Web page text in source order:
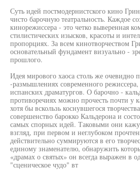
Суть идей постмодернистского кино
чисто барочную театральность. Каждое
кинорежиссера - это четко выверенная
стилистических изысков, красоты и
пропорциях. За всем кинотворчеством
основательный фундамент визуально -
прошлого.
Идея мирового хаоса столь же очевидно
-размышлениях современного режиссера,
испанских драматургов. О барочно -
противоречиях можно прочесть почти у
хотя бы вскользь коснувшегося
совершенство барокко Кальдерона и
самых спорных идей. Таковыми они
взгляд, при первом и неглубоком
действительно суммируются в его
единому знаменателю, обнаружить
«драмах о святых» он всегда выражен в
"сценическое чудо" вт